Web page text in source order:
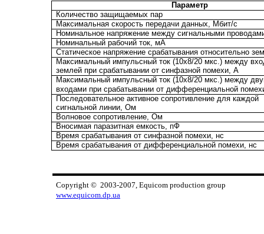
Параметр
Количество защищаемых пар
Максимальная скорость передачи данных, Мбит/с
Номинальное напряжение между сигнальными
Номинальный рабочий ток, мА
Статическое напряжение срабатывания относительно
Максимальный импульсный ток (10х8/20 мкс.) между
землей при срабатывании от синфазной помехи, А
Максимальный импульсный ток (10х8/20 мкс.) между
входами при срабатывании от дифференциальной
Последовательное активное сопротивление для каждой
сигнальной линии, Ом
Волновое сопротивление, Ом
Вносимая паразитная емкость, пФ
Время срабатывания от синфазной помехи, нс
Время срабатывания от дифференциальной помехи, нс
Copyright © 2003-2007, Equicom production
www.equicom.dp.ua